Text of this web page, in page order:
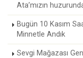
Ata’mızın
Bugün 10 Kasım
Minnetle Andık
Sevgi Mağazası